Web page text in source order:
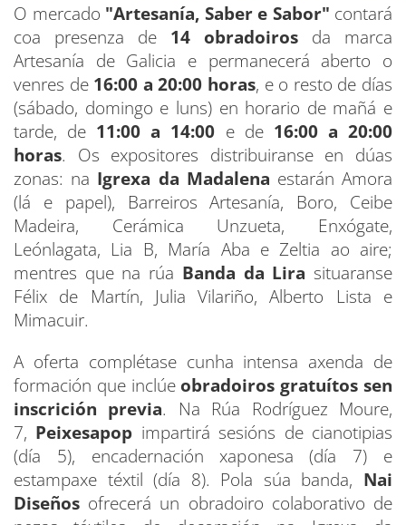
O mercado "Artesanía, Saber e Sabor" contará
coa presenza de 14 obradoiros da marca
Artesanía de Galicia e permanecerá aberto o
venres de 16:00 a 20:00 horas, e o resto de días
(sábado, domingo e luns) en horario de mañá e
tarde, de 11:00 a 14:00 e de 16:00 a 20:00
horas. Os expositores distribuiranse en dúas
zonas: na Igrexa da Madalena estarán Amora
(lá e papel), Barreiros Artesanía, Boro, Ceibe
Madeira, Cerámica Unzueta, Enxógate,
Leónlagata, Lia B, María Aba e Zeltia ao aire;
mentres que na rúa Banda da Lira situaranse
Félix de Martín, Julia Vilariño, Alberto Lista e
Mimacuir.
A oferta complétase cunha intensa axenda de
formación que inclúe obradoiros gratuítos sen
inscrición previa. Na Rúa Rodríguez Moure,
7, Peixesapop impartirá sesións de cianotipias
(día 5), encadernación xaponesa (día 7) e
estampaxe téxtil (día 8). Pola súa banda, Nai
Diseños ofrecerá un obradoiro colaborativo de